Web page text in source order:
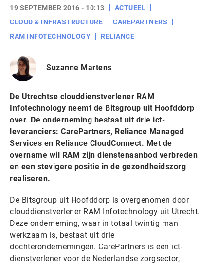
19 SEPTEMBER 2016 - 10:13
ACTUEEL
CLOUD & INFRASTRUCTURE
CAREPARTNERS
RAM INFOTECHNOLOGY
RELIANCE
Suzanne Martens
De Utrechtse clouddienstverlener RAM
Infotechnology neemt de Bitsgroup uit Hoofddorp
over. De onderneming bestaat uit drie ict-
leveranciers: CarePartners, Reliance Managed
Services en Reliance CloudConnect. Met de
overname wil RAM zijn dienstenaanbod verbreden
en een stevigere positie in de gezondheidszorg
realiseren.
De Bitsgroup uit Hoofddorp is overgenomen door
clouddienstverlener RAM Infotechnology uit Utrecht.
Deze onderneming, waar in totaal twintig man
werkzaam is, bestaat uit drie
dochterondernemingen. CarePartners is een ict-
dienstverlener voor de Nederlandse zorgsector,